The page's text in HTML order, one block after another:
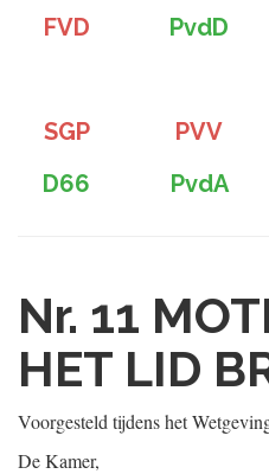
FVD
PvdD
SGP
PVV
D66
PvdA
Nr. 11
HET LID
Voorgesteld tijdens het
De Kamer,